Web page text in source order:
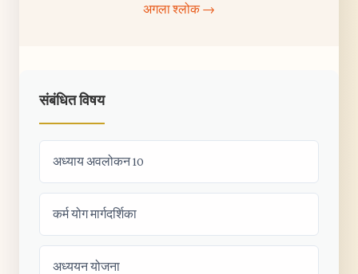
अगला श्लोक →
संबंधित विषय
अध्याय अवलोकन 10
कर्म योग मार्गदर्शिका
अध्ययन योजना